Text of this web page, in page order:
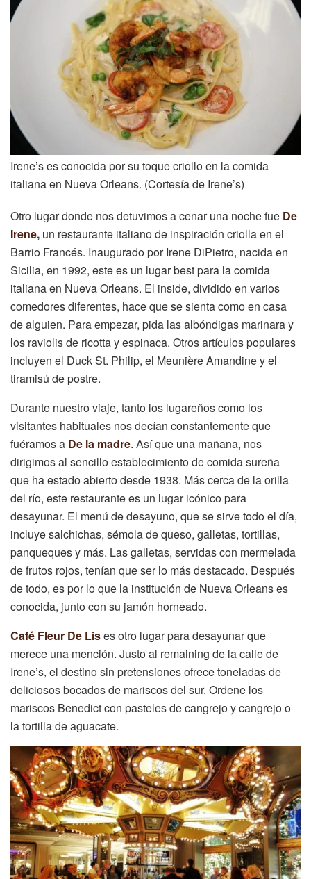
Irene’s es conocida por su toque criollo en la comida
italiana en Nueva Orleans. (Cortesía de Irene’s)
Otro lugar donde nos detuvimos a cenar una noche fue De
Irene, un restaurante italiano de inspiración criolla en el
Barrio Francés. Inaugurado por Irene DiPietro, nacida en
Sicilia, en 1992, este es un lugar best para la comida
italiana en Nueva Orleans. El inside, dividido en varios
comedores diferentes, hace que se sienta como en casa
de alguien. Para empezar, pida las albóndigas marinara y
los raviolis de ricotta y espinaca. Otros artículos populares
incluyen el Duck St. Philip, el Meunière Amandine y el
tiramisú de postre.
Durante nuestro viaje, tanto los lugareños como los
visitantes habituales nos decían constantemente que
fuéramos a De la madre. Así que una mañana, nos
dirigimos al sencillo establecimiento de comida sureña
que ha estado abierto desde 1938. Más cerca de la orilla
del río, este restaurante es un lugar icónico para
desayunar. El menú de desayuno, que se sirve todo el día,
incluye salchichas, sémola de queso, galletas, tortillas,
panqueques y más. Las galletas, servidas con mermelada
de frutos rojos, tenían que ser lo más destacado. Después
de todo, es por lo que la institución de Nueva Orleans es
conocida, junto con su jamón horneado.
Café Fleur De Lises otro lugar para desayunar que
merece una mención. Justo al remaining de la calle de
Irene’s, el destino sin pretensiones ofrece toneladas de
deliciosos bocados de mariscos del sur. Ordene los
mariscos Benedict con pasteles de cangrejo y cangrejo o
la tortilla de aguacate.